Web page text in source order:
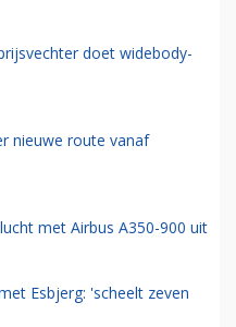
doet widebody-
nieuwe route vanaf
met Airbus A350-900 uit
Esbjerg: 'scheelt zeven